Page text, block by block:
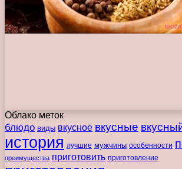
Облако меток
блюдо виды вкусное вкусные
история лучшие мужчины особенности
преимущества приготовить приготовление